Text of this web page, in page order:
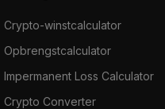
Crypto-winstcalculator
Opbrengstcalculator
Impermanent Loss Calculator
Crypto Converter